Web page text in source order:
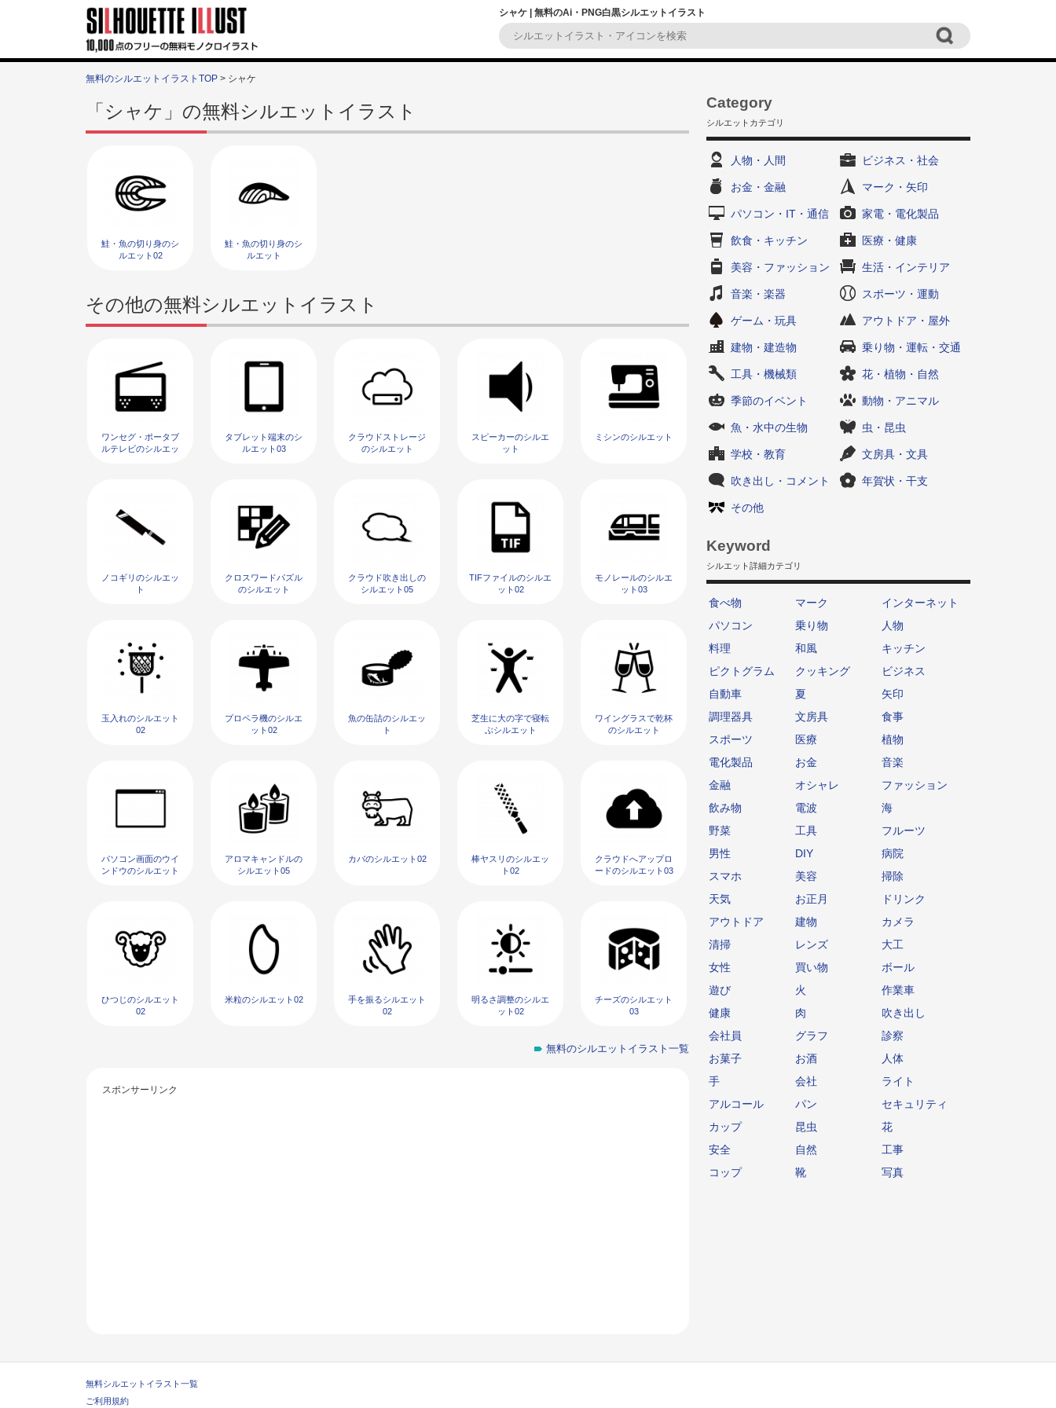
シャケ | 無料のAi・PNG白黒シルエットイラスト
無料のシルエットイラストTOP > シャケ
「シャケ」の無料シルエットイラスト
鮭・魚の切り身のシ
ルエット02
鮭・魚の切り身のシ
ルエット
その他の無料シルエットイラスト
ワンセグ・ポータブ
ルテレビのシルエッ
タブレット端末のシ
ルエット03
クラウドストレージ
のシルエット
スピーカーのシルエ
ット
ミシンのシルエット
ノコギリのシルエッ
ト
クロスワードパズル
のシルエット
クラウド吹き出しの
シルエット05
TIFファイルのシルエ
ット02
モノレールのシルエ
ット03
玉入れのシルエット
02
プロペラ機のシルエ
ット02
魚の缶詰のシルエッ
ト
芝生に大の字で寝転
ぶシルエット
ワイングラスで乾杯
のシルエット
パソコン画面のウイ
ンドウのシルエット
アロマキャンドルの
シルエット05
カバのシルエット02
棒ヤスリのシルエッ
ト02
クラウドへアップロ
ードのシルエット03
ひつじのシルエット
02
米粒のシルエット02
手を振るシルエット
02
明るさ調整のシルエ
ット02
チーズのシルエット
03
無料のシルエットイラスト一覧
スポンサーリンク
Category
シルエットカテゴリ
人物・人間 ビジネス・社会
お金・金融 マーク・矢印
パソコン・IT・通信 家電・電化製品
飲食・キッチン 医療・健康
美容・ファッション 生活・インテリア
音楽・楽器 スポーツ・運動
ゲーム・玩具 アウトドア・屋外
建物・建造物 乗り物・運転・交通
工具・機械類 花・植物・自然
季節のイベント 動物・アニマル
魚・水中の生物 虫・昆虫
学校・教育 文房具・文具
吹き出し・コメント 年賀状・干支
その他
Keyword
シルエット詳細カテゴリ
食べ物 マーク
インターネット
パソコン
乗り物
人物
料理
和風
キッチン
ピクトグラム
クッキング
ビジネス
自動車
夏
矢印
調理器具
文房具
食事
スポーツ
医療
植物
電化製品
お金
音楽
金融
オシャレ
ファッション
飲み物
電波
海
野菜
工具
フルーツ
男性
DIY
病院
スマホ
美容
掃除
天気
お正月
ドリンク
アウトドア
建物
カメラ
清掃
レンズ
大工
女性
買い物
ボール
遊び
火
作業車
健康
肉
吹き出し
会社員
グラフ
診察
お菓子
お酒
人体
手
会社
ライト
アルコール
パン
セキュリティ
カップ
昆虫
花
安全
自然
工事
コップ
靴 写真
無料シルエットイラスト一覧
ご利用規約